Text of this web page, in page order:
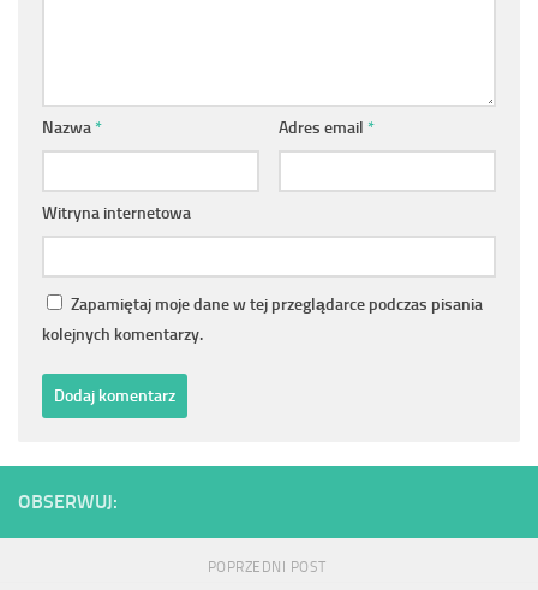
Nazwa* Adres email *
Witryna internetowa
Zapamiętaj moje dane w tej przeglądarce podczas pisania
kolejnych komentarzy.
OBSERWUJ:
POPRZEDNI POST